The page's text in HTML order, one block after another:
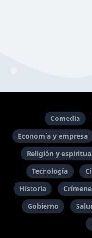
Comedia
Economía y empresa
Religión y
Tecnología
Historia
Gobierno